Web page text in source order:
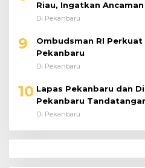
Ombudsman RI Perkuat
Di Pekanbaru
Lapas Pekanbaru dan
Dibekali Keterampilan
Di Pekanbaru